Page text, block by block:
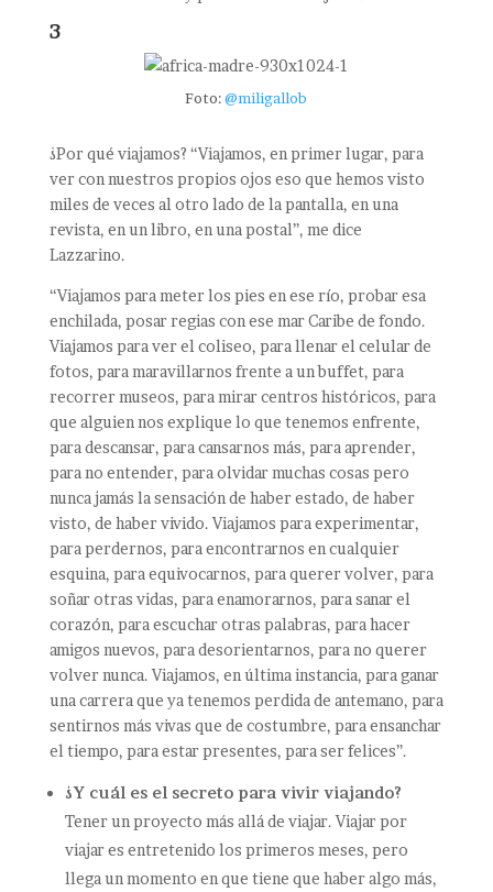
3
Foto:@miligallob
¿Por qué viajamos? “Viajamos, en primer lugar, para
ver con nuestros propios ojos eso que hemos visto
miles de veces al otro lado de la pantalla, en una
revista, en un libro, en una postal”, me dice
Lazzarino.
“Viajamos para meter los pies en ese río, probar esa
enchilada, posar regias con ese mar Caribe de fondo.
Viajamos para ver el coliseo, para llenar el celular de
fotos, para maravillarnos frente a un buffet, para
recorrer museos, para mirar centros históricos, para
que alguien nos explique lo que tenemos enfrente,
para descansar, para cansarnos más, para aprender,
para no entender, para olvidar muchas cosas pero
nunca jamás la sensación de haber estado, de haber
visto, de haber vivido. Viajamos para experimentar,
para perdernos, para encontrarnos en cualquier
esquina, para equivocarnos, para querer volver, para
soñar otras vidas, para enamorarnos, para sanar el
corazón, para escuchar otras palabras, para hacer
amigos nuevos, para desorientarnos, para no querer
volver nunca. Viajamos, en última instancia, para ganar
una carrera que ya tenemos perdida de antemano, para
sentirnos más vivas que de costumbre, para ensanchar
el tiempo, para estar presentes, para ser felices”.
¿Y cuál es el secreto para vivir viajando?
Tener un proyecto más allá de viajar. Viajar por
viajar es entretenido los primeros meses, pero
llega un momento en que tiene que haber algo más,